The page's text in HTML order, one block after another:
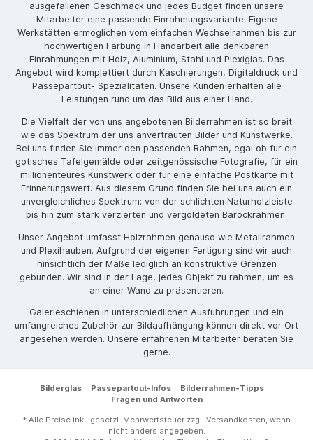
ausgefallenen Geschmack und jedes Budget finden unsere
Mitarbeiter eine passende Einrahmungsvariante. Eigene
Werkstätten ermöglichen vom einfachen Wechselrahmen bis zur
hochwertigen Färbung in Handarbeit alle denkbaren
Einrahmungen mit Holz, Aluminium, Stahl und Plexiglas. Das
Angebot wird komplettiert durch Kaschierungen, Digitaldruck und
Passepartout- Spezialitäten. Unsere Kunden erhalten alle
Leistungen rund um das Bild aus einer Hand.
Die Vielfalt der von uns angebotenen Bilderrahmen ist so breit
wie das Spektrum der uns anvertrauten Bilder und Kunstwerke.
Bei uns finden Sie immer den passenden Rahmen, egal ob für ein
gotisches Tafelgemälde oder zeitgenössische Fotografie, für ein
millionenteures Kunstwerk oder für eine einfache Postkarte mit
Erinnerungswert. Aus diesem Grund finden Sie bei uns auch ein
unvergleichliches Spektrum: von der schlichten Naturholzleiste
bis hin zum stark verzierten und vergoldeten Barockrahmen.
Unser Angebot umfasst Holzrahmen genauso wie Metallrahmen
und Plexihauben. Aufgrund der eigenen Fertigung sind wir auch
hinsichtlich der Maße lediglich an konstruktive Grenzen
gebunden. Wir sind in der Lage, jedes Objekt zu rahmen, um es
an einer Wand zu präsentieren.
Galerieschienen in unterschiedlichen Ausführungen und ein
umfangreiches Zubehör zur Bildaufhängung können direkt vor Ort
angesehen werden. Unsere erfahrenen Mitarbeiter beraten Sie
gerne.
Bilderglas Passepartout-Infos
Bilderrahmen-Tipps
Fragen und Antworten
* Alle Preise inkl. gesetzl. Mehrwertsteuer zzgl. Versandkosten, wenn
nicht anders angegeben.